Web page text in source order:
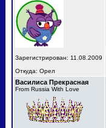
Зарегистрирован: 11.08.2009
Откуда: Орел
Василиса Прекрасная
From Russia With Love